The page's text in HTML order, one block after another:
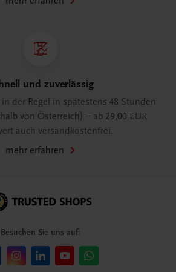
und zuverlässig
in der Regel in spätestens 48 Stunden
von Österreich) – ab 29,00 EUR
auch versandkostenfrei.
mehr erfahren
Besuchen Sie uns auf: